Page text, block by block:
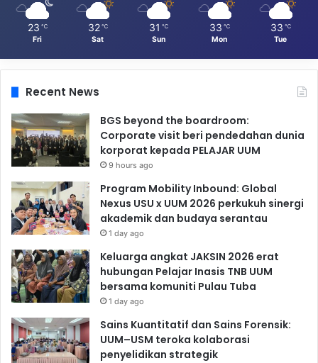
23 ℃
Fri
32 ℃
Sat
31 ℃
Sun
33 ℃
Mon
33 ℃
Tue
Recent News
BGS beyond the boardroom:
Corporate visit beri pendedahan dunia
korporat kepada PELAJAR UUM
9 hours ago
Program Mobility Inbound: Global
Nexus USU x UUM 2026 perkukuh sinergi
akademik dan budaya serantau
1 day ago
Keluarga angkat JAKSIN 2026 erat
hubungan Pelajar Inasis TNB UUM
bersama komuniti Pulau Tuba
1 day ago
Sains Kuantitatif dan Sains Forensik:
UUM–USM teroka kolaborasi
penyelidikan strategik